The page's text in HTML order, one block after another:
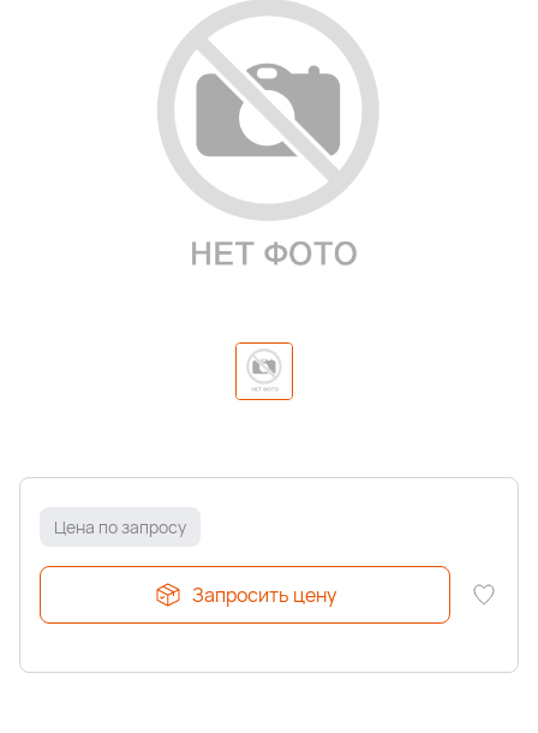
Цена по запросу
Запросить цену